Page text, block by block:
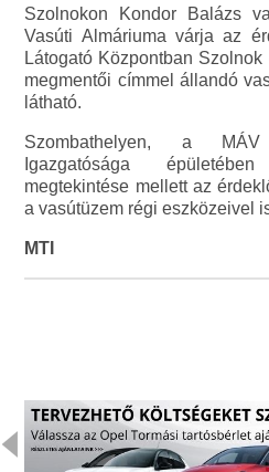
Szolnokon Kondor Balázs
Vasúti Almáriuma várja az
Látogató Központban
megmentői címmel állandó
látható.
Szombathelyen, a
Igazgatósága
megtekintése mellett az
a vasútüzem régi eszközeivel
MTI